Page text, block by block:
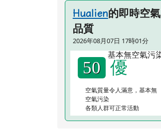
Hualien的即時空氣
品質
2026年08月07日 17時01分
50 優
空氣質量令人滿意，基本無
空氣污染
各類人群可正常活動